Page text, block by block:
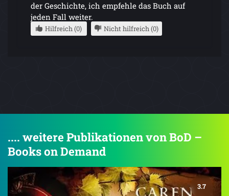
der Geschichte, ich empfehle das Buch auf
jeden Fall weiter.
Hilfreich (0) Nicht hilfreich (0)
.... weitere Publikationen von BoD –
Books on Demand
3.7